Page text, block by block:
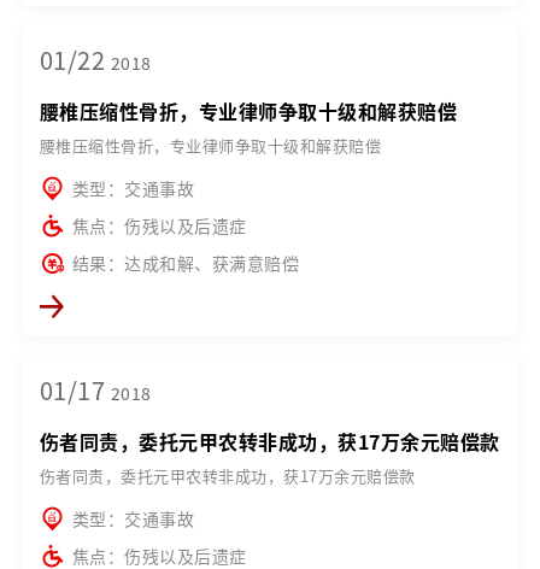
01/22 2018
腰椎压缩性骨折，专业律师争取十级和解获赔偿
腰椎压缩性骨折，专业律师争取十级和解获赔偿
类型：交通事故
焦点：伤残以及后遗症
结果：达成和解、获满意赔偿
01/17 2018
伤者同责，委托元甲农转非成功，获17万余元赔偿款
伤者同责，委托元甲农转非成功，获17万余元赔偿款
类型：交通事故
焦点：伤残以及后遗症